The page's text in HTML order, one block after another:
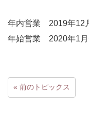
年内営業 2019年12
年始営業 2020年1月
« 前のトピックス